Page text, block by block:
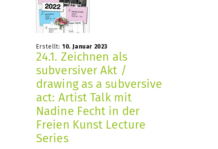
Erstellt: 10. Januar 2023
24.1. Zeichnen als
subversiver Akt /
drawing as a subversive
act: Artist Talk mit
Nadine Fecht in der
Freien Kunst Lecture
Series